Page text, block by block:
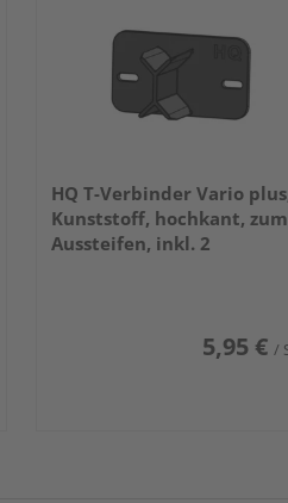
HQ T-Verbinder Vario
Kunststoff, hochkant, zum
Aussteifen, inkl. 2
5,95 € /